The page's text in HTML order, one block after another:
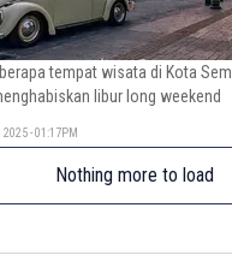
tempat wisata di Kota
libur long weekend
- 01:17PM
Nothing more to load